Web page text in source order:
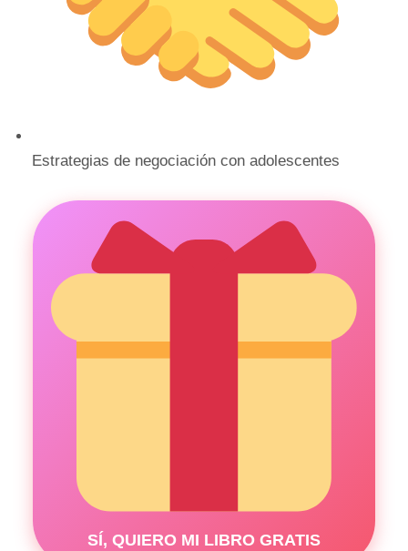
Estrategias de negociación con adolescentes
SÍ, QUIERO MI LIBRO GRATIS